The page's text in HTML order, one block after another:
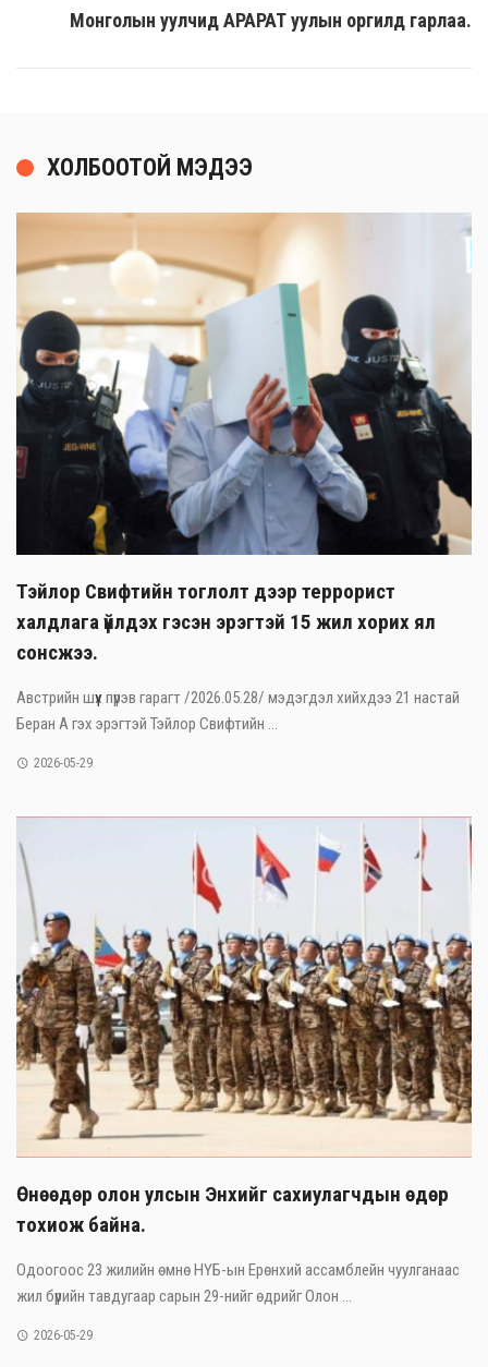
Монголын уулчид АРАРАТ уулын оргилд гарлаа.
ХОЛБООТОЙ МЭДЭЭ
Тэйлор Свифтийн тоглолт дээр террорист
халдлага үйлдэх гэсэн эрэгтэй 15 жил хорих ял
сонсжээ.
Австрийн шүүх пүрэв гарагт /2026.05.28/ мэдэгдэл хийхдээ 21 настай
Беран А гэх эрэгтэй Тэйлор Свифтийн ...
2026-05-29
Өнөөдөр олон улсын Энхийг сахиулагчдын өдөр
тохиож байна.
Одоогоос 23 жилийн өмнө НҮБ-ын Ерөнхий ассамблейн чуулганаас
жил бүрийн тавдугаар сарын 29-нийг өдрийг Олон ...
2026-05-29